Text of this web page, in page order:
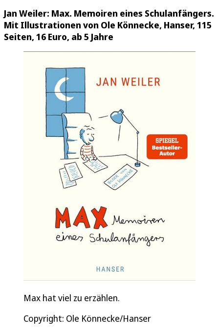
Jan Weiler: Max. Memoiren eines Schulanfängers.
Mit Illustrationen von Ole Könnecke, Hanser, 115
Seiten, 16 Euro, ab 5 Jahre
Max hat viel zu erzählen.
Copyright: Ole Könnecke/Hanser